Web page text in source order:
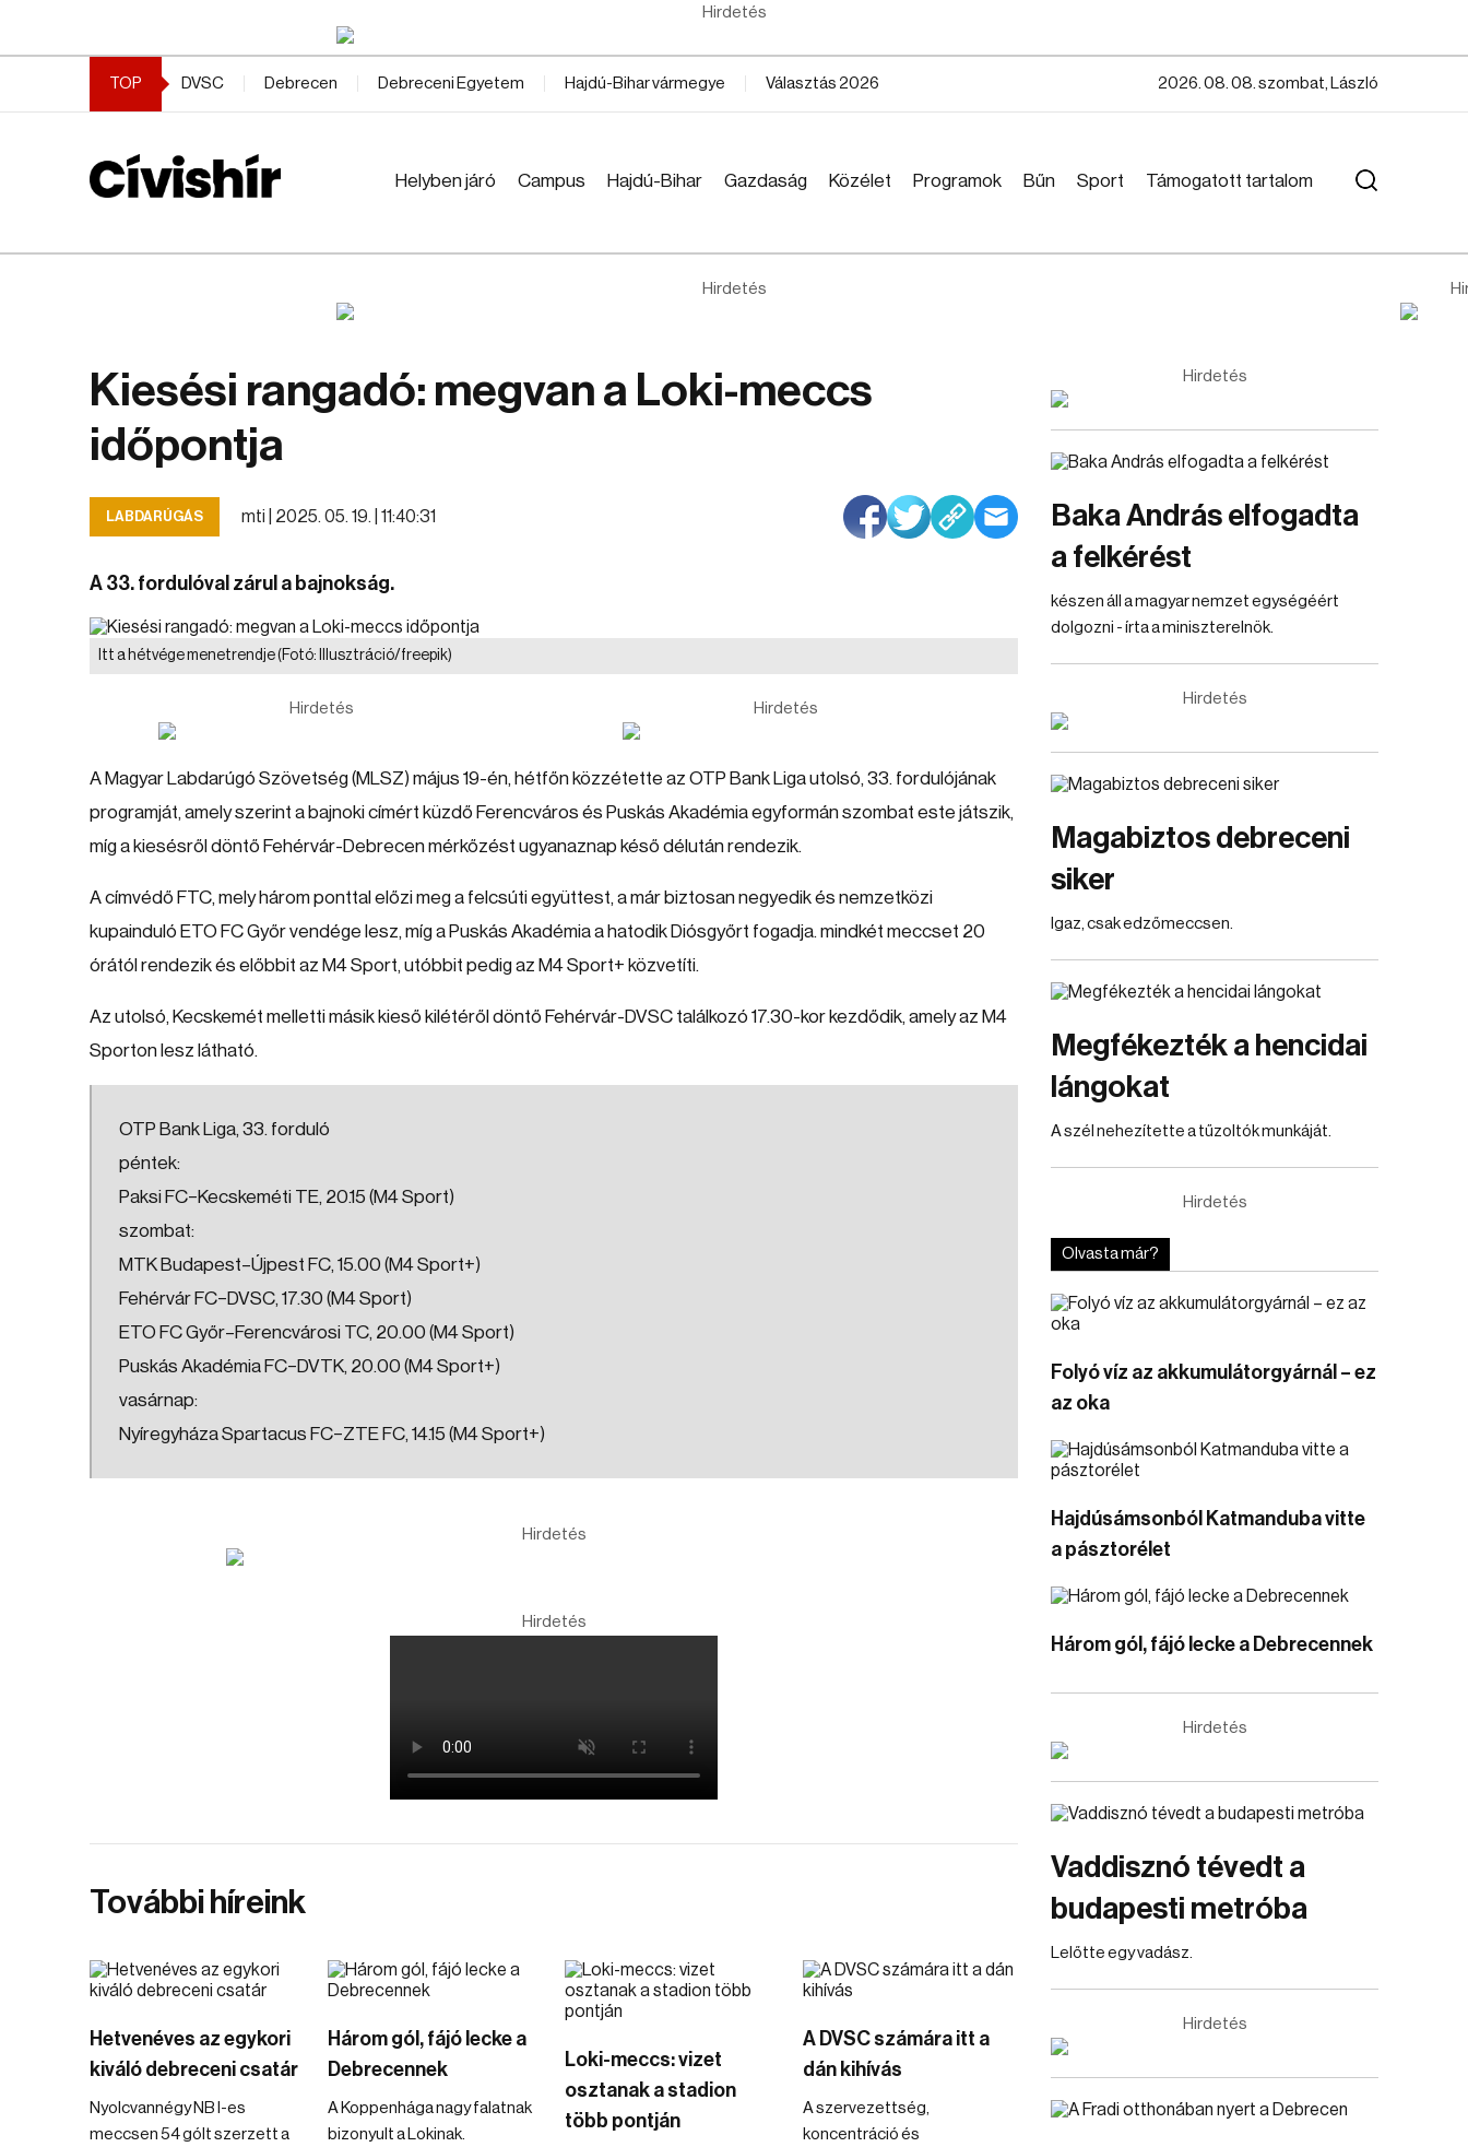
Hirdetés
TOP DVSC Debrecen Debreceni Egyetem Hajdú-Bihar vármegye Választás 2026 2026. 08. 08. szombat, László
Helyben járó Campus Hajdú-Bihar Gazdaság Közélet Programok Bűn Sport Támogatott tartalom
Hirdetés
Kiesési rangadó: megvan a Loki-meccs
időpontja
LABDARÚGÁS mti | 2025. 05. 19. | 11:40:31
A 33. fordulóval zárul a bajnokság.
Itt a hétvége menetrendje(Fotó: Illusztráció/freepik)
Hirdetés Hirdetés
A Magyar Labdarúgó Szövetség (MLSZ) május 19-én, hétfőn közzétette az OTP Bank Liga utolsó, 33. fordulójának
programját, amely szerint a bajnoki címért küzdő Ferencváros és Puskás Akadémia egyformán szombat este játszik,
míg a kiesésről döntő Fehérvár-Debrecen mérkőzést ugyanaznap késő délután rendezik.
A címvédő FTC, mely három ponttal előzi meg a felcsúti együttest, a már biztosan negyedik és nemzetközi
kupainduló ETO FC Győr vendége lesz, míg a Puskás Akadémia a hatodik Diósgyőrt fogadja. mindkét meccset 20
órától rendezik és előbbit az M4 Sport, utóbbit pedig az M4 Sport+ közvetíti.
Az utolsó, Kecskemét melletti másik kieső kilétéről döntő Fehérvár-DVSC találkozó 17.30-kor kezdődik, amely az M4
Sporton lesz látható.
OTP Bank Liga, 33. forduló
péntek:
Paksi FC–Kecskeméti TE, 20.15 (M4 Sport)
szombat:
MTK Budapest–Újpest FC, 15.00 (M4 Sport+)
Fehérvár FC–DVSC, 17.30 (M4 Sport)
ETO FC Győr–Ferencvárosi TC, 20.00 (M4 Sport)
Puskás Akadémia FC–DVTK, 20.00 (M4 Sport+)
vasárnap:
Nyíregyháza Spartacus FC–ZTE FC, 14.15 (M4 Sport+)
Hirdetés
Hirdetés
További híreink
Hetvenéves az egykori
kiváló debreceni csatár
Nyolcvannégy NB I-es
meccsen 54 gólt szerzett a
Három gól, fájó lecke a
Debrecennek
A Koppenhága nagy falatnak
bizonyult a Lokinak.
Loki-meccs: vizet
osztanak a stadion
több pontján
A DVSC számára itt a
dán kihívás
A szervezettség,
koncentráció és
Hirdetés
Baka András elfogadta
a felkérést
készen áll a magyar nemzet egységéért
dolgozni - írta a miniszterelnök.
Hirdetés
Magabiztos debreceni
siker
Igaz, csak edzőmeccsen.
Megfékezték a hencidai
lángokat
A szél nehezítette a tűzoltók munkáját.
Hirdetés
Olvasta már?
Folyó víz az akkumulátorgyárnál – ez
az oka
Hajdúsámsonból Katmanduba vitte
a pásztorélet
Három gól, fájó lecke a Debrecennek
Hirdetés
Vaddisznó tévedt a
budapesti metróba
Lelőtte egy vadász.
Hirdetés